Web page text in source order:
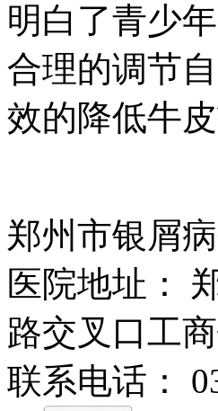
明白了青少
合理的调节
效的降低牛皮
郑州市银屑
医院地址：
路交叉口工商
联系电话：